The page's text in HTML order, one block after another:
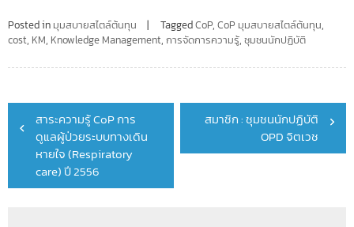
Posted in มุมสบายสไตล์ต้นทุน TaggedCoP, CoP มุมสบายสไตล์ต้นทุน,
cost, KM, Knowledge Management, การจัดการความรู้, ชุมชนนักปฏิบัติ
Post
navigation
สาระความรู้ CoP การ
ดูแลผู้ป่วยระบบทางเดิน
หายใจ (Respiratory
care) ปี 2556
สมาชิก : ชุมชนนักปฏิบัติ
OPD จิตเวช